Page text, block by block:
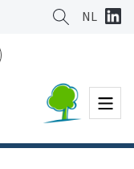
NL
Menu